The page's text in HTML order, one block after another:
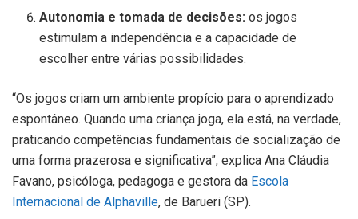
Autonomia e tomada de decisões:os jogos
estimulam a independência e a capacidade de
escolher entre várias possibilidades.
“Os jogos criam um ambiente propício para o aprendizado
espontâneo. Quando uma criança joga, ela está, na verdade,
praticando competências fundamentais de socialização de
uma forma prazerosa e significativa”, explica Ana Cláudia
Favano, psicóloga, pedagoga e gestora da Escola
Internacional de Alphaville, de Barueri (SP).